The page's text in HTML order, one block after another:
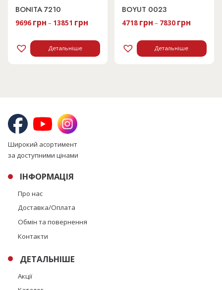
BONITA 7210
9696 грн – 13851 грн
Детальніше
BOYUT 0023
4718 грн – 7830 грн
Детальніше
Широкий асортимент
за доступними цінами
ІНФОРМАЦІЯ
Про нас
Доставка/Оплата
Обмін та повернення
Контакти
ДЕТАЛЬНІШЕ
Акції